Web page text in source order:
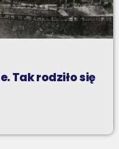
Tak rodziło się